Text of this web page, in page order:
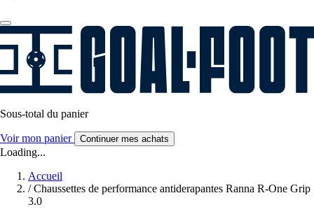
Sous-total du panier
Voir mon panier Continuer mes achats
Loading...
Accueil
/ Chaussettes de performance antiderapantes Ranna R-One Grip
3.0